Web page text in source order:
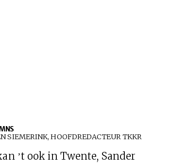
SIEMERINK, HOOFDREDACTEUR TKKR
’t ook in Twente, Sander